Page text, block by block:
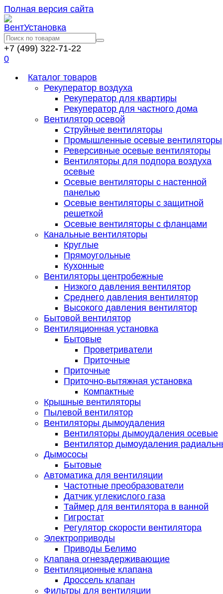
Полная версия сайта
+7 (499) 322-71-22
0
Каталог товаров
Рекуператор воздуха
Рекуператор для квартиры
Рекуператор для частного дома
Вентилятор осевой
Струйные вентиляторы
Промышленные осевые вентиляторы
Реверсивные осевые вентиляторы
Вентиляторы для подпора воздуха
осевые
Осевые вентиляторы с настенной
панелью
Осевые вентиляторы с защитной
решеткой
Осевые вентиляторы с фланцами
Канальные вентиляторы
Круглые
Прямоугольные
Кухонные
Вентиляторы центробежные
Низкого давления вентилятор
Среднего давления вентилятор
Высокого давления вентилятор
Бытовой вентилятор
Вентиляционная установка
Бытовые
Проветриватели
Приточные
Приточные
Приточно-вытяжная установка
Компактные
Крышные вентиляторы
Пылевой вентилятор
Вентиляторы дымоудаления
Вентиляторы дымоудаления осевые
Вентилятор дымоудаления
Дымососы
Бытовые
Автоматика для вентиляции
Частотные преобразователи
Датчик углекислого газа
Таймер для вентилятора в ванной
Гигростат
Регулятор скорости вентилятора
Электроприводы
Приводы Белимо
Клапана огнезадерживающие
Вентиляционные клапана
Дроссель клапан
Фильтры для вентиляции